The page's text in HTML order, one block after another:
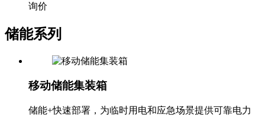
询价
储能系列
移动储能集装箱
储能+快速部署，为临时用电和应急场景提供可靠电力